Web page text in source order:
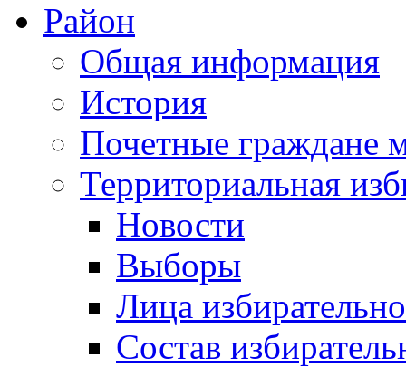
Район
Общая информация
История
Почетные граждане
Территориальная
Новости
Выборы
Лица
Состав